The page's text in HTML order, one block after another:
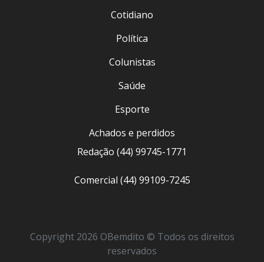
Cotidiano
Política
Colunistas
Saúde
Esporte
Achados e perdidos
Redação (44) 99745-1771
Comercial (44) 99109-7245
Copyright 2026 OBemdito © Todos os direitos
reservados